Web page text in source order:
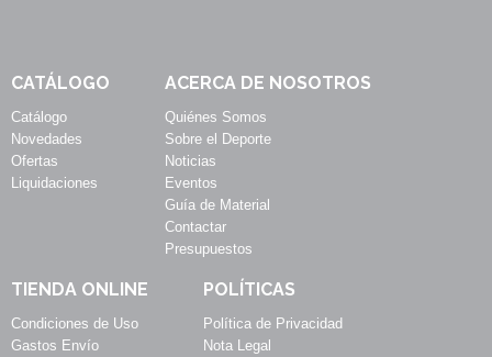
CATÁLOGO
Catálogo
Novedades
Ofertas
Liquidaciones
ACERCA DE NOSOTROS
Quiénes Somos
Sobre el Deporte
Noticias
Eventos
Guía de Material
Contactar
Presupuestos
TIENDA ONLINE
Condiciones de Uso
Gastos Envío
POLÍTICAS
Política de Privacidad
Nota Legal